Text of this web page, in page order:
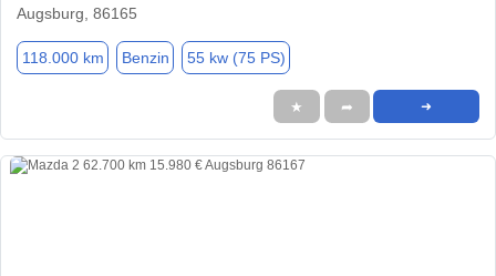
Augsburg, 86165
118.000 km Benzin 55 kw (75 PS)
★ ➦ ➜